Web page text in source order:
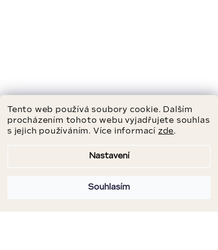
Tento web používá soubory cookie. Dalším
procházením tohoto webu vyjadřujete souhlas
s jejich používáním. Více informací zde.
Nastavení
Souhlasím